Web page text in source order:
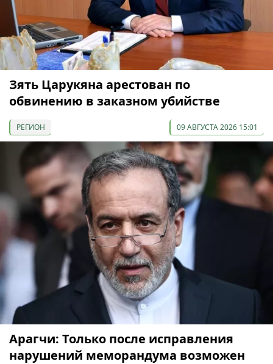
Зять Царукяна арестован по
обвинению в заказном убийстве
РЕГИОН 09 АВГУСТА 2026 15:01
Арагчи: Только после исправления
нарушений меморандума возможен